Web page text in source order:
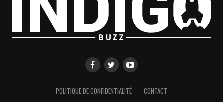
POLITIQUE DE CONFIDENTIALITÉ CONTACT